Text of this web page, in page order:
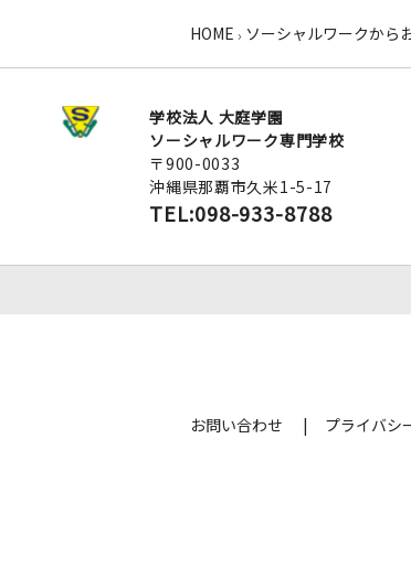
HOME › ソーシャルワークから
学校法人 大庭学園
ソーシャルワーク専門学校
〒900-0033
沖縄県那覇市久米1-5-17
TEL:098-933-8788
お問い合わせ プライバシ